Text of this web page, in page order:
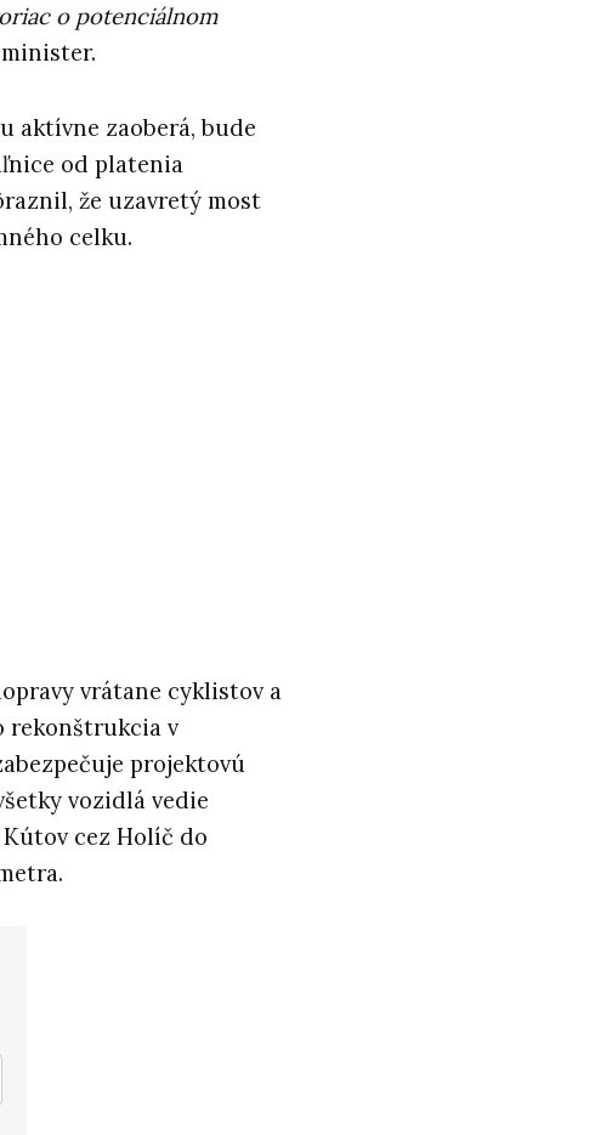
o potenciálnom
aktívne zaoberá, bude
od platenia
že uzavretý most
celku.
vrátane cyklistov a
rekonštrukcia v
projektovú
vozidlá vedie
cez Holíč do